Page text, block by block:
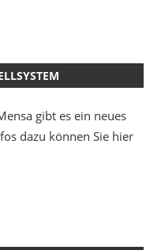
gibt es ein neues
dazu können Sie hier